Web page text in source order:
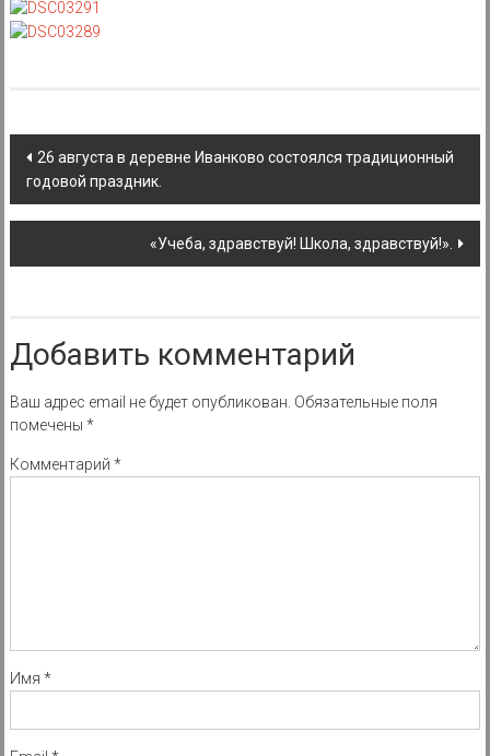
Post
navigation
26 августа в деревне Иванково состоялся традиционный
годовой праздник.
«Учеба, здравствуй! Школа, здравствуй!».
Добавить комментарий
Ваш адрес email не будет опубликован. Обязательные поля
помечены *
Комментарий *
Имя *